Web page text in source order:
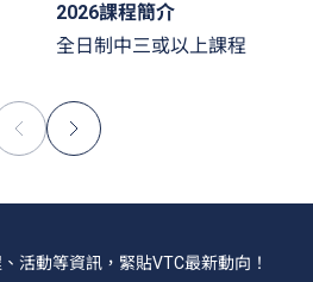
2026課程簡介
全日制中三或以上課程
活動等資訊，緊貼VTC最新動向！